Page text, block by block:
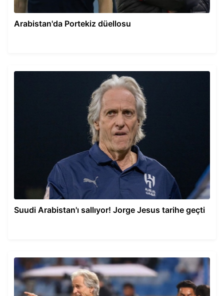
Arabistan'da Portekiz düellosu
Suudi Arabistan'ı sallıyor! Jorge Jesus tarihe geçti